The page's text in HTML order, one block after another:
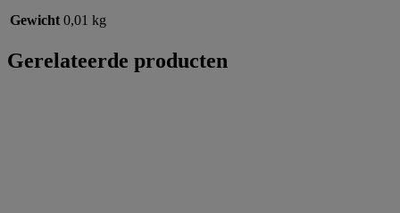
Gewicht 0,01 kg
Gerelateerde producten